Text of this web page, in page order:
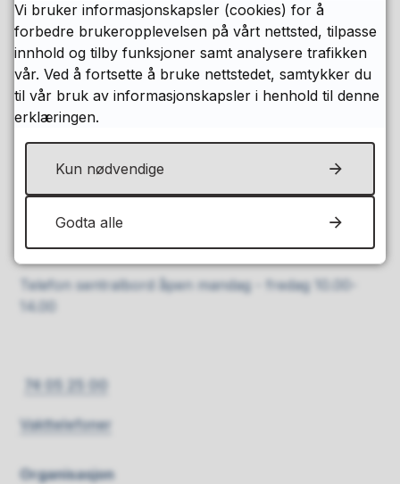
Besøksadresse:
Håkon den godes gt. 30, Levanger
Send e-post
E-dialog - sikker innsending av post
Servicekontoret i rådhuset
Mandag - torsdag
10.00 - 14.00
Telefon sentralbord åpen mandag - fredag 10.00-
14.00
74 05 25 00
Vakttelefoner
Organisasjon
Vi bruker informasjonskapsler (cookies) for å
forbedre brukeropplevelsen på vårt nettsted, tilpasse
innhold og tilby funksjoner samt analysere trafikken
vår. Ved å fortsette å bruke nettstedet, samtykker du
til vår bruk av informasjonskapsler i henhold til denne
erklæringen.
Kun nødvendige
Godta alle